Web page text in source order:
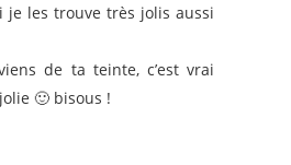
je les trouve très jolis aussi
de ta teinte, c’est vrai
🙂 bisous !